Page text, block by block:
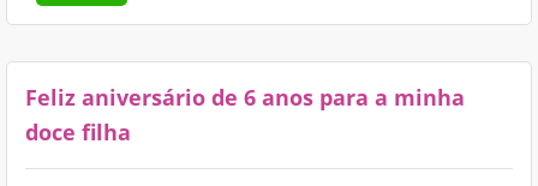
Feliz aniversário de 6 anos para a minha
doce filha